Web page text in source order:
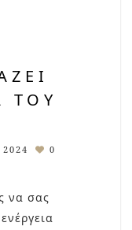
ΤΟΥ
0
να σας